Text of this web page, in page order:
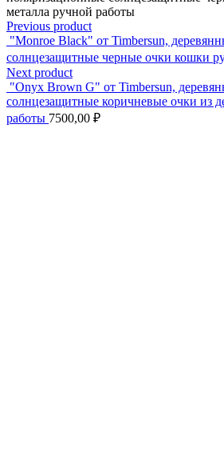
металла ручной работы
Previous product
"Monroe Black" от Timbersun,
солнцезащитные черные очки кошки
Next product
"Onyx Brown G" от Timbersun,
солнцезащитные коричневые очки из
работы 7500,00 ₽